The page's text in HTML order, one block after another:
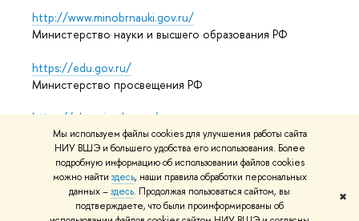
Мы используем файлы cookies для улучшения работы сайта
НИУ ВШЭ и большего удобства его использования. Более
подробную информацию об использовании файлов cookies
можно найти здесь, наши правила обработки персональных
данных –здесь. Продолжая пользоваться сайтом, вы
подтверждаете, что были проинформированы об
✖
http://www.minobrnauki.gov.ru/
Министерство науки и высшего образования РФ
https://edu.gov.ru/
Министерство просвещения РФ
https://elearning.hse.ru/mooc
Массовые открытые онлайн-курсы
© НИУ ВШЭ 1993–2026 Адреса и контактыУсловия
использования материаловПолитика конфиденциальности